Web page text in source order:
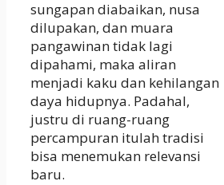
sungapan diabaikan, nusa
dilupakan, dan muara
pangawinan tidak lagi
dipahami, maka aliran
menjadi kaku dan kehilangan
daya hidupnya. Padahal,
justru di ruang-ruang
percampuran itulah tradisi
bisa menemukan relevansi
baru.